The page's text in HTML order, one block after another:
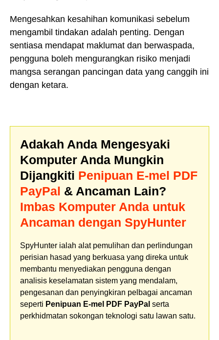
Mengesahkan kesahihan komunikasi sebelum
mengambil tindakan adalah penting. Dengan
sentiasa mendapat maklumat dan berwaspada,
pengguna boleh mengurangkan risiko menjadi
mangsa serangan pancingan data yang canggih ini
dengan ketara.
Adakah Anda Mengesyaki
Komputer Anda Mungkin
Dijangkiti Penipuan E-mel PDF
PayPal & Ancaman Lain?
Imbas Komputer Anda untuk
Ancaman dengan SpyHunter
SpyHunter ialah alat pemulihan dan perlindungan
perisian hasad yang berkuasa yang direka untuk
membantu menyediakan pengguna dengan
analisis keselamatan sistem yang mendalam,
pengesanan dan penyingkiran pelbagai ancaman
seperti Penipuan E-mel PDF PayPal serta
perkhidmatan sokongan teknologi satu lawan satu.